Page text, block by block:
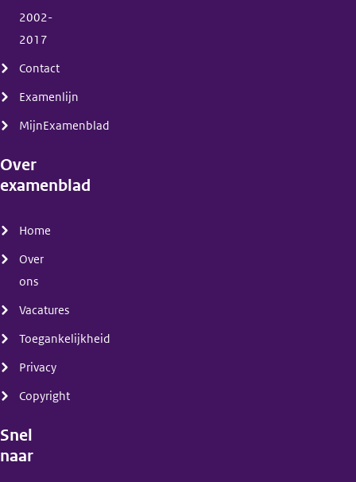
2002-
2017
Contact
Examenlijn
MijnExamenblad
Over
examenblad
Home
Over
ons
Vacatures
Toegankelijkheid
Privacy
Copyright
Snel
naar